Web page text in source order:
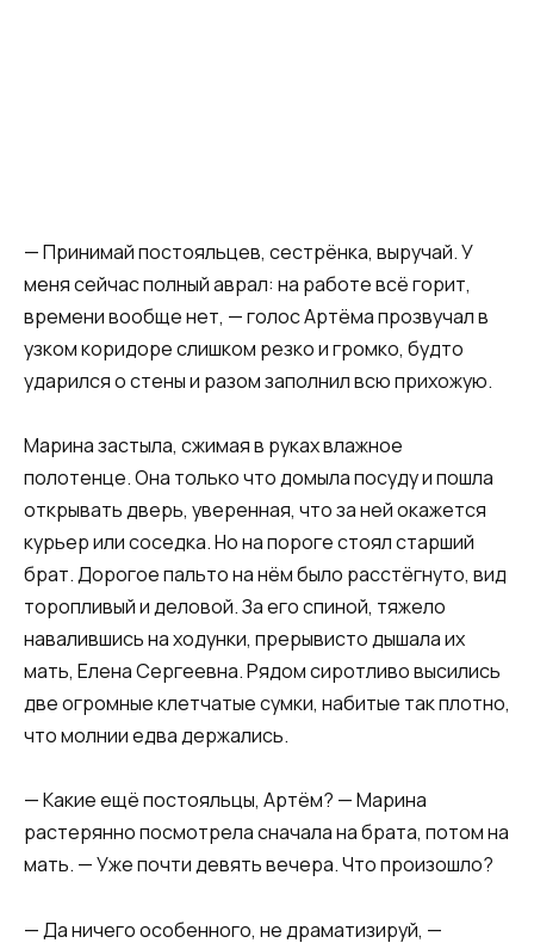
— Принимай постояльцев, сестрёнка, выручай. У
меня сейчас полный аврал: на работе всё горит,
времени вообще нет, — голос Артёма прозвучал в
узком коридоре слишком резко и громко, будто
ударился о стены и разом заполнил всю прихожую.
Марина застыла, сжимая в руках влажное
полотенце. Она только что домыла посуду и пошла
открывать дверь, уверенная, что за ней окажется
курьер или соседка. Но на пороге стоял старший
брат. Дорогое пальто на нём было расстёгнуто, вид
торопливый и деловой. За его спиной, тяжело
навалившись на ходунки, прерывисто дышала их
мать, Елена Сергеевна. Рядом сиротливо высились
две огромные клетчатые сумки, набитые так плотно,
что молнии едва держались.
— Какие ещё постояльцы, Артём? — Марина
растерянно посмотрела сначала на брата, потом на
мать. — Уже почти девять вечера. Что произошло?
— Да ничего особенного, не драматизируй, —